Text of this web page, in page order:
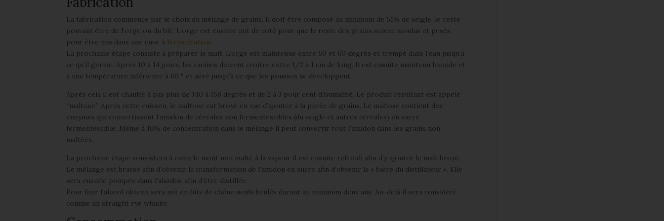
La fabrication commence par le choix du mélange de grains. Il doit être composé au minimum de 51% de seigle, le reste
pouvant être de l’orge ou du blé. L’orge est ensuite mit de coté pour que le reste des grains soient moulus et pesés
pour être mis dans une cuve à fermentation.
La prochaine étape consiste à préparer le malt. L’orge est maintenue entre 50 et 60 degrés et trempé dans l’eau jusqu’à
ce qu’il germe. Après 10 à 14 jours, les racines doivent croître entre 1/2 à 1 cm de long. Il est ensuite maintenu humide et
à une température inférieure à 60 ° et aéré jusqu’à ce que les pousses se développent.
Après cela il est chauffé à pas plus de 140 à 158 degrés et de 2 à 3 pour cent d’humidité. Le produit résultant est appelé
“maltose.” Après cette cuisson, le maltose est broyé en vue d’ajouter à la purée de grains. Le maltose contient des
enzymes qui convertissent l’amidon de céréales non fermentescibles (du seigle et autres céréales) en sucre
fermentescible. Même à 10% de concentration dans le mélange il peut convertir tout l’amidon dans les grains non
maltées.
La prochaine étape consistera à cuire le moût non malté à la vapeur il est ensuite refroidi afin d’y ajouter le malt broyé.
Le mélange est brassé afin d’obtenir la transformation de l’amidon en sucre afin d’obtenir la « bière du distillateur ». Elle
sera ensuite pompée dans l’alambic afin d’être distillée.
Pour finir l’alcool obtenu sera mit en fûts de chêne neufs brûlés durant au minimum deux ans. Au-delà il sera considéré
comme un straight rye whisky.